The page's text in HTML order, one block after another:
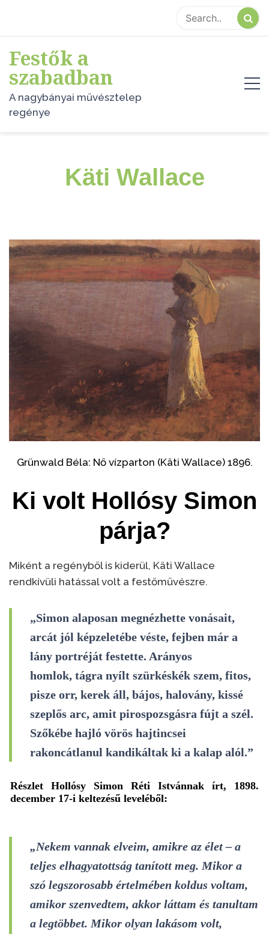
content
Festők a
szabadban
A nagybányai művésztelep
regénye
Käti Wallace
Grünwald Béla: Nő vízparton (Käti Wallace) 1896.
Ki volt Hollósy Simon
párja?
Miként a regényből is kiderül, Käti Wallace
rendkívüli hatással volt a festőművészre.
„Simon alaposan megnézhette vonásait,
arcát jól képzeletébe véste, fejben már a
lány portréját festette. Arányos
homlok, tágra nyílt szürkéskék szem, fitos,
pisze orr, kerek áll, bájos, halovány, kissé
szeplős arc, amit pirospozsgásra fújt a szél.
Szőkébe hajló vörös hajtincsei
rakoncátlanul kandikáltak ki a kalap alól.”
Részlet Hollósy Simon Réti Istvánnak írt, 1898.
december 17-i keltezésű leveléből:
„Nekem vannak elveim, amikre az élet – a
teljes elhagyatottság tanított meg. Mikor a
szó legszorosabb értelmében koldus voltam,
amikor szenvedtem, akkor láttam és tanultam
a legtöbbet. Mikor olyan lakásom volt,